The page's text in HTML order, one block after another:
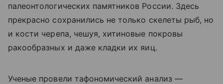
палеонтологических памятников России. Здесь
прекрасно сохранились не только скелеты рыб, но
и кости черепа, чешуя, хитиновые покровы
ракообразных и даже кладки их яиц.
Ученые провели тафономический анализ —